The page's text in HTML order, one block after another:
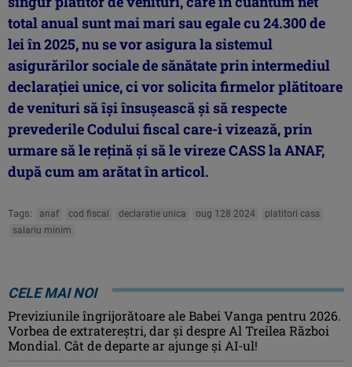
total anual sunt mai mari sau egale cu 24.300 de
lei în 2025, nu se vor asigura la sistemul
asigurărilor sociale de sănătate prin intermediul
declaraţiei unice, ci vor solicita firmelor plătitoare
de venituri să îşi însuşească şi să respecte
prevederile Codului fiscal care-i vizează, prin
urmare să le reţină şi să le vireze CASS la ANAF,
după cum am arătat în articol.
Tags: anaf cod fiscal declaratie unica oug 128 2024
platitori cass
salariu minim
CELE MAI NOI
Previziunile îngrijorătoare ale Babei Vanga pentru 2026.
Vorbea de extratereștri, dar și despre Al Treilea Război
Mondial. Cât de departe ar ajunge și AI-ul!